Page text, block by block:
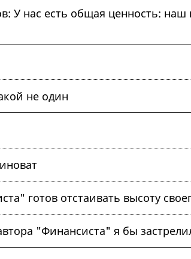
У нас есть общая ценность:
не один
готов отстаивать высоту
"Финансиста" я бы